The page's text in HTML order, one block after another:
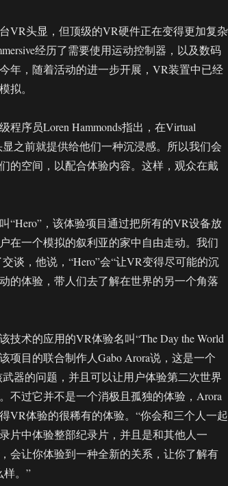
VR头显，但顶级的VR硬件正在变得更加复杂
经历了需要使用运动控制器，以及数码
年，随着活动的进一步开展，VR装置中已经
拟。
序员Loren Hammonds指出，在Virtual
之前就提供给他们一种沉浸感。所以我们会
的空间，以配合体验内容。这样，观众在戴
“Hero”，该体验项目通过把所有的VR设备放
在一个模拟的叙利亚的家中自由走动。我们
谈，他说，“Hero”会“让VR变得尽可能的沉
的体验，带人们去了解在世界的另一个角落
技术的应用的VR体验名叫“The Day the World
项目的联合制作人Gabo Arora说，这是一个
器的问题，并且可以让用户体验第二次世界
不过它并不是一个消极且孤独的体验，Arora
VR体验的很稀有的体验。“你会和三个人一起
片中体验整部纪录片，并且是和其他人一
会让你体验到一种全新的关系，让你了解有
样。”